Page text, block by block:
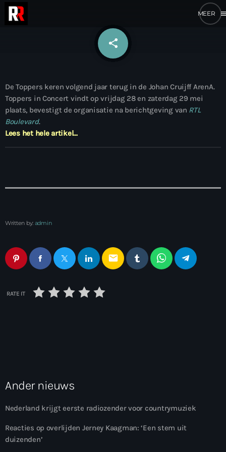
share
email
De Toppers keren volgend jaar terug in de Johan Cruijff ArenA.
Toppers in Concert vindt op vrijdag 28 en zaterdag 29 mei
plaats, bevestigt de organisatie na berichtgeving van RTL
Boulevard.
Lees het hele artikel…
Written by: admin
email
RATE IT
Ander nieuws
Nederland krijgt eerste radiozender voor countrymuziek
Reacties op overlijden Jerney Kaagman: ‘Een stem uit
duizenden’